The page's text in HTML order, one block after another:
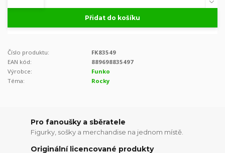
Přidat do košíku
Číslo produktu:
FK83549
EAN kód:
889698835497
Výrobce:
Funko
Téma:
Rocky
Pro fanoušky a sběratele
Figurky, sošky a merchandise na jednom místě.
Originální licencované produkty